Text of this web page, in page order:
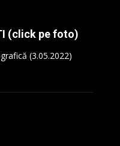
(click pe foto)